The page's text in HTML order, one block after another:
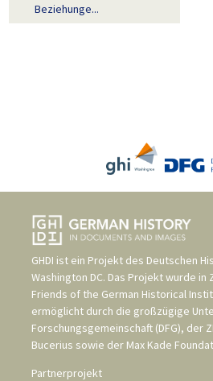
Beziehunge...
GHDI ist ein Projekt des Deutschen
Washington DC. Das Projekt wurde in
Friends of the German Historical
ermöglicht durch die großzügige
Forschungsgemeinschaft (DFG), der
Bucerius sowie der Max Kade
Partnerprojekt